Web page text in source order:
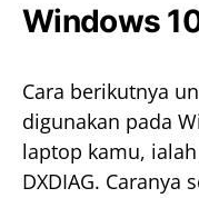
Windows
Cara berikutnya
digunakan pada
laptop kamu,
DXDIAG. Caranya